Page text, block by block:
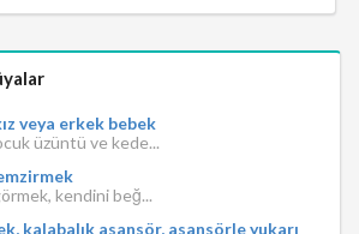
veya erkek bebek
üzüntü ve kede...
kendini beğ...
kalabalık asansör, asansörle yukarı